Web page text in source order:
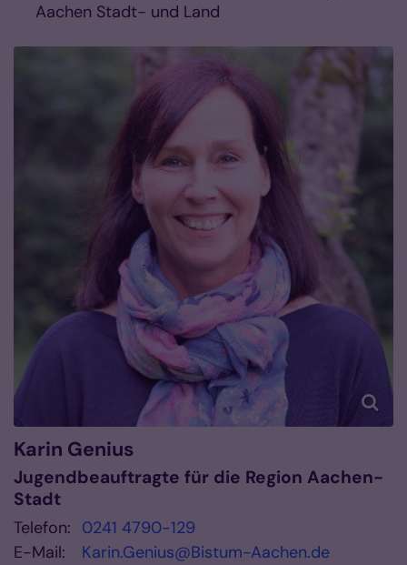
Aachen Stadt- und Land
Karin Genius
Jugendbeauftragte für die Region Aachen-
Stadt
Telefon: 0241 4790-129
E-Mail:
Karin.Genius@Bistum-Aachen.de